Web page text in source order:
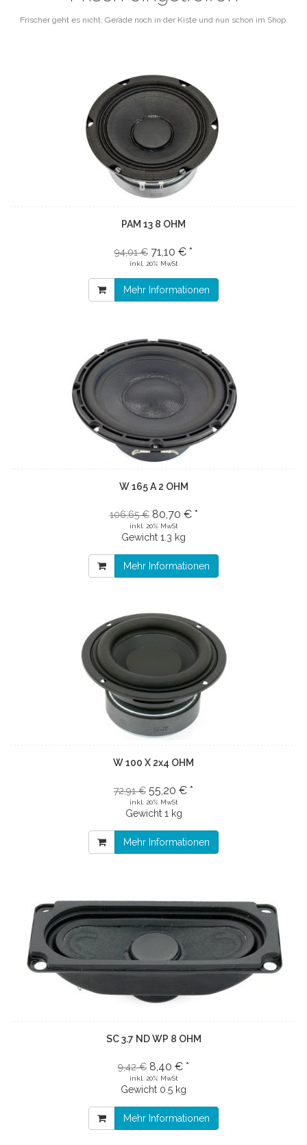
Frischer geht es nicht. Gerade noch in der Kiste und nun schon im Shop.
PAM 13 8 OHM
94,01 € 71,10 € *
inkl. 20% MwSt
Mehr Informationen
W 165 A 2 OHM
106,65 € 80,70 € *
inkl. 20% MwSt
Gewicht 1.3 kg
Mehr Informationen
W 100 X 2x4 OHM
72,91 € 55,20 € *
inkl. 20% MwSt
Gewicht 1 kg
Mehr Informationen
SC 3.7 ND WP 8 OHM
9,42 € 8,40 € *
inkl. 20% MwSt
Gewicht 0.5 kg
Mehr Informationen